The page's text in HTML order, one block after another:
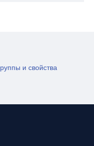
и свойства